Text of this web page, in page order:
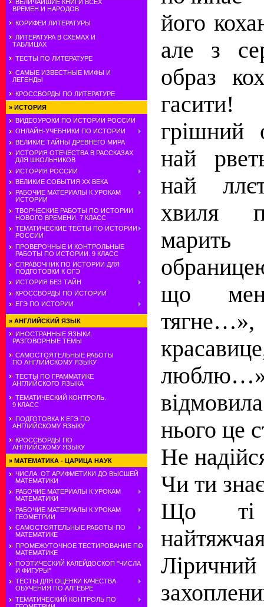
ВЕЛИЧАЙШИЕ КНИГИ ВСЕХ
ВРЕМЕН И НАРОДОВ
КОРИФЕИ ЛИТЕРАТУРЫ
ЛИТЕРАТУРА В СХЕМАХ И
ТАБЛИЦАХ
ТЕСТЫ ПО ЛИТЕРАТУРЕ
САМЫЕ ИЗВЕСТНЫЕ МИФЫ И
ЛЕГЕНДЫ
КРОССВОРДЫ ПО ЛИТЕРАТУРЕ
» ИСТОРИЯ
ВИДЕОУРОКИ ПО ИСТОРИИ РОССИИ
ОНЛАЙН-УЧЕБНИКИ ПО ИСТОРИИ
ВЕЛИКИЕ ТАЙНЫ ДРЕВНЕГО МИРА
ИСТОРИЯ ОТЕЧЕСТВА В РАССКАЗАХ
ДЛЯ ШКОЛЬНИКОВ
ИСТОРИЯ РОССИИ
ВЕЛИКИЕ СОБЫТИЯ ХХ ВЕКА
РАБОЧИЕ МАТЕРИАЛЫ К УРОКАМ
ИСТОРИИ
ТВОРЧЕСКИЕ РАБОТЫ ПО ИСТОРИИ
НОВОГО ВРЕМЕНИ. 7 КЛАСС
ТЕМАТИЧЕСКИЕ ТЕСТЫ ПО ИСТОРИИ
РОССИИ
ПРОВЕРОЧНЫЕ И КОНТРОЛЬНЫЕ
РАБОТЫ ПО ИСТОРИИ. 9 КЛАСС
СПРАВОЧНИК ПО ИСТОРИИ ДЛЯ
ПОДГОТОВКИ К ОГЭ
ИСТОРИЯ БЕЗ ТАЙН
КРОССВОРДЫ ПО ИСТОРИИ
ЕГЭ ПО ИСТОРИИ
» АНГЛИЙСКИЙ ЯЗЫК
ИНОСТРАННЫЕ ЯЗЫКИ.
РАЗГОВОРНЫЕ ТЕМЫ
САМОСТОЯТЕЛЬНЫЕ РАБОТЫ
ПО АНГЛИЙСКОМУ ЯЗЫКУ
ТЕСТЫ ПО ГРАММАТИКЕ
АНГЛИЙСКОГО ЯЗЫКА
ТЕМАТИЧЕСКИЙ КОНТРОЛЬ.
9 КЛАСС
ПОДГОТОВКА К ЕГЭ ПО
АНГЛИЙСКОМУ ЯЗЫКУ
КРОССВОРДЫ ПО
АНГЛИЙСКОМУ ЯЗЫКУ
» МАТЕМАТИКА - ЦАРИЦА НАУК
ЧИСЛА: ОТ АРИФМЕТИКИ ДО ВЫСШЕЙ
МАТЕМАТИКИ
РАБОЧИЕ МАТЕРИАЛЫ К УРОКАМ
МАТЕМАТИКИ
РАБОЧИЕ МАТЕРИАЛЫ К УРОКАМ
ГЕОМЕТРИИ
САМОСТОЯТЕЛЬНЫЕ РАБОТЫ ПО
МАТЕМАТИКЕ
ПРОМЕЖУТОЧНОЕ ТЕСТИРОВАНИЕ ПО
МАТЕМАТИКЕ
ПОЭТИЧЕСКИЙ КАЛЕЙДОСКОП "ЧИСЛА
И ФИГУРЫ"
ТЕСТЫ ДЛЯ ОЦЕНКИ КАЧЕСТВА
ОБУЧЕНИЯ ПО АЛГЕБРЕ
ТЕМАТИЧЕСКИЙ КОНТРОЛЬ ПО
його
але з
образ
грішний
най
най
хвиля
що
нього це
Не
Чи ти
Що